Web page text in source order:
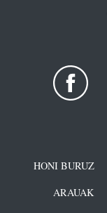
HONI BURUZ
ARAUAK